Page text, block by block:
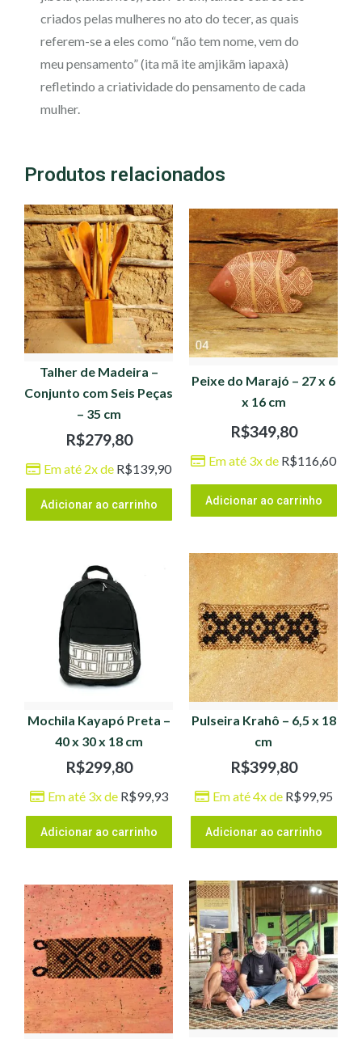
criados pelas mulheres no ato do tecer, as quais
referem-se a eles como “não tem nome, vem do
meu pensamento” (ita mã ite amjikãm iapaxà)
refletindo a criatividade do pensamento de cada
mulher.
Produtos relacionados
Talher de Madeira –
Conjunto com Seis Peças
– 35 cm
R$279,80
Em até 2x de R$139,90
Adicionar ao carrinho
Peixe do Marajó – 27 x 6
x 16 cm
R$349,80
Em até 3x de R$116,60
Adicionar ao carrinho
Mochila Kayapó Preta –
40 x 30 x 18 cm
R$299,80
Em até 3x de R$99,93
Adicionar ao carrinho
Pulseira Krahô – 6,5 x 18
cm
R$399,80
Em até 4x de R$99,95
Adicionar ao carrinho